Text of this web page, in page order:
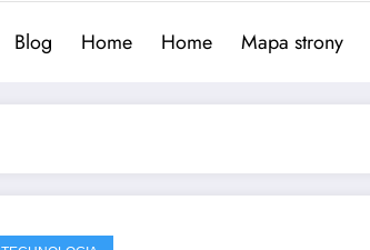
Blog Home Home Mapa strony